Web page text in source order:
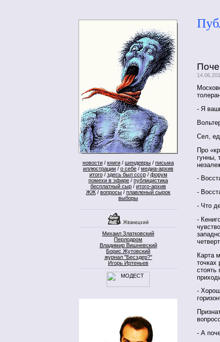
новости / книги / шендевры / письма
иллюстрации / о себе / медиа-архив
итого/ здесь был ссср/ форум
помехи в эфире / публицистика
бесплатный сыр / итого-архив
ЖЖ / вопросы / плавленый сырок
выборы
Михаил Златковский
Перлодром
Владимир Вишневский
Борис Жутовский
журнал "Бесэдер?"
Игорь Иртеньев
- Я
Сел,
Про
гунны,
-
-
- Что
-
Карта
точках
стоять
-
- А